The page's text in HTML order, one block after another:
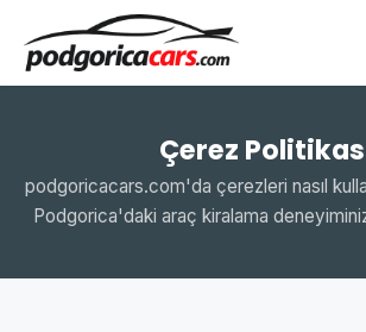
Çerez
podgoricacars.com'da çerezleri nasıl
Podgorica'daki araç kiralama